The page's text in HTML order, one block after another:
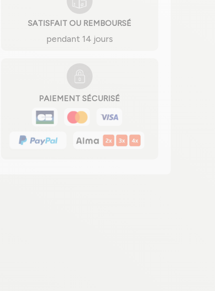
SATISFAIT OU REMBOURSÉ
pendant 14 jours
PAIEMENT SÉCURISÉ